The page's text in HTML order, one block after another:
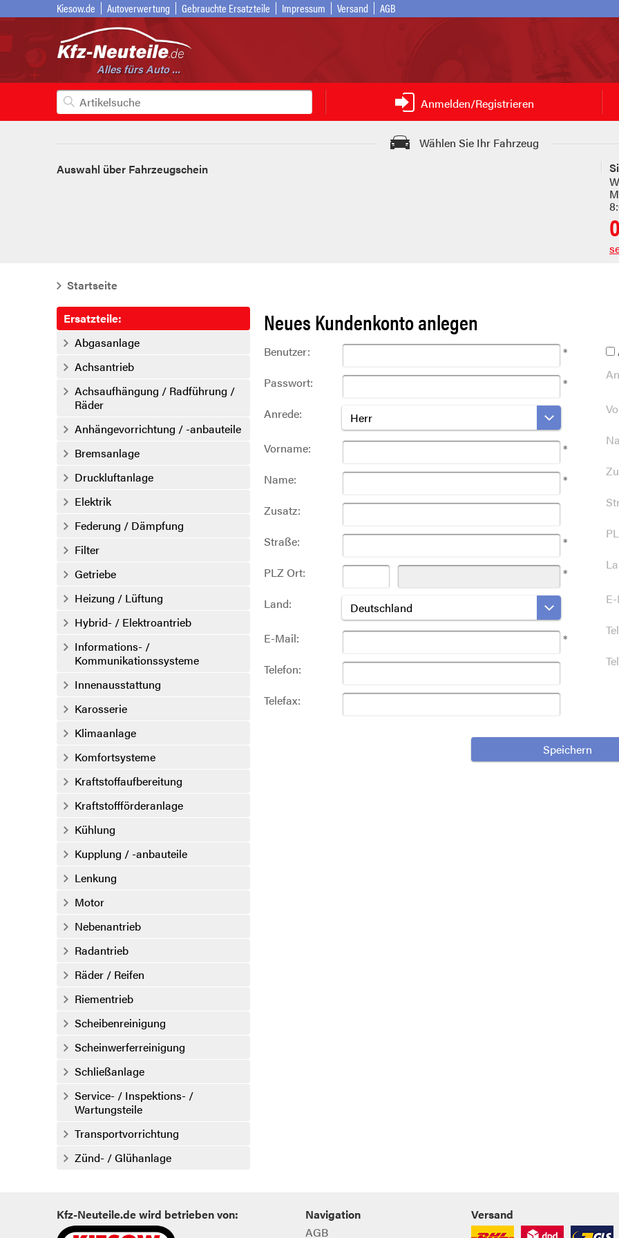
Kiesow.de Autoverwertung Gebrauchte Ersatzteile Impressum Versand AGB
Alles fürs Auto ...
Anmelden/Registrieren
Wählen Sie Ihr Fahrzeug
Auswahl über Fahrzeugschein
Startseite
Ersatzteile:
Abgasanlage
Achsantrieb
Achsaufhängung / Radführung /
Räder
Anhängevorrichtung / -anbauteile
Bremsanlage
Druckluftanlage
Elektrik
Federung / Dämpfung
Filter
Getriebe
Heizung / Lüftung
Hybrid- / Elektroantrieb
Informations- /
Kommunikationssysteme
Innenausstattung
Karosserie
Klimaanlage
Komfortsysteme
Kraftstoffaufbereitung
Kraftstoffförderanlage
Kühlung
Kupplung / -anbauteile
Lenkung
Motor
Nebenantrieb
Radantrieb
Räder / Reifen
Riementrieb
Scheibenreinigung
Scheinwerferreinigung
Schließanlage
Service- / Inspektions- /
Wartungsteile
Transportvorrichtung
Zünd- / Glühanlage
Neues Kundenkonto anlegen
Benutzer:
*
Passwort:
*
Anrede:
Herr
Vorname:
*
Name:
*
Zusatz:
Straße:
*
PLZ Ort:
*
Land:
Deutschland
E-Mail:
*
Telefon:
Telefax:
Kfz-Neuteile.de wird betrieben von:
Navigation
AGB
Versand